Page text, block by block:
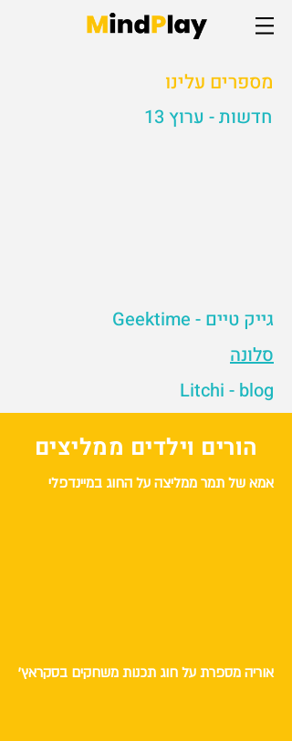
מספרים עלינו
חדשות - ערוץ 13
גייק טיים - Geektime
סלונה
Litchi - blog
הורים וילדים ממליצים
אמא של תמר ממליצה על החוג במיינדפלי
אוריה מספרת על חוג תכנות משחקים בסקראץ'